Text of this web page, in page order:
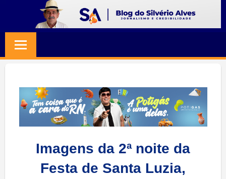
content
SILVERIO
ALVES
Jornalismo
Credibilidade
Imagens da 2ª noite da
Festa de Santa Luzia,